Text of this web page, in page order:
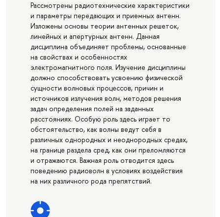
Рассмотрены радиотехнические характеристики
и параметры передающих и приемных антенн.
Изложены основы теории антенных решеток,
линейных и апертурных антенн. Данная
дисциплина объединяет проблемы, основанные
на свойствах и особенностях
электромагнитного поля. Изучение дисциплины
должно способствовать усвоению физической
сущности волновых процессов, причин и
источников излучения волн, методов решения
задач определения полей на заданных
расстояниях. Особую роль здесь играет то
обстоятельство, как волны ведут себя в
различных однородных и неоднородных средах,
на границе раздела сред, как они преломляются
и отражаются. Важная роль отводится здесь
поведению радиоволн в условиях воздействия
на них различного рода препятствий.